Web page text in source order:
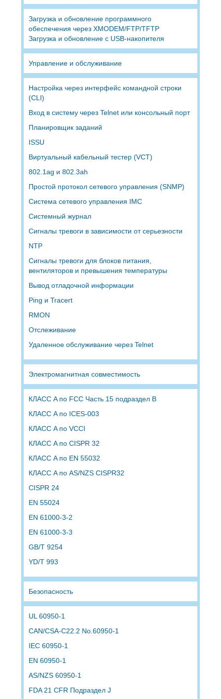
Загрузка и обновление программного
обеспечения через XMODEM/FTP/TFTP
Загрузка и обновление с USB-накопителя
Управление и обслуживание
Настройка через интерфейс командной строки
(CLI)
Вход в систему через Telnet или консольный порт
Планировщик заданий
ISSU
Виртуальный кабельный тестер (VCT)
802.1ag и 802.3ah
Простой протокол сетевого управления (SNMP)
Система сетевого управления IMC
Системный журнал
Сигналы тревоги в зависимости от серьезности
NTP
Сигналы тревоги для блоков питания,
вентиляторов и превышения температуры
Вывод отладочной информации
Ping и Tracert
RMON
Отслеживание
Удаленное обслуживание через Telnet
Электромагнитная совместимость
КЛАСС A по FCC Часть 15 подраздел B
КЛАСС A по ICES-003
КЛАСС A по VCCI
КЛАСС A по CISPR 32
КЛАСС A по EN 55032
КЛАСС A по AS/NZS CISPR32
CISPR 24
EN 55024
EN 61000-3-2
EN 61000-3-3
GB/T 9254
YD/T 993
Безопасность
UL 60950-1
CAN/CSA-C22.2 No.60950-1
IEC 60950-1
EN 60950-1
AS/NZS 60950-1
FDA 21 CFR Подраздел J